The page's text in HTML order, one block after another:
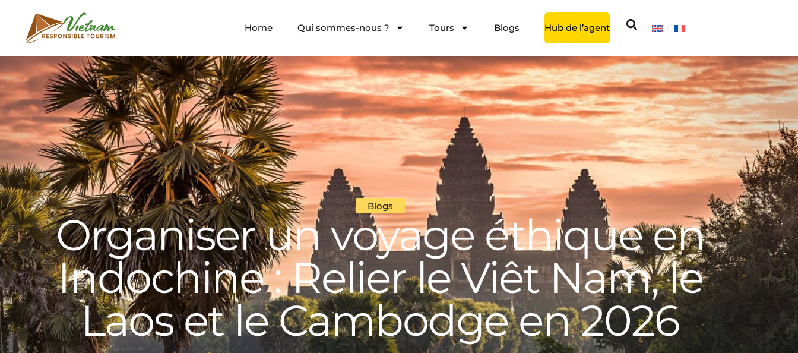
Home Qui sommes-nous ? Tours Blogs Hub de l’agent
Blogs
Organiser un voyage éthique en
Indochine : Relier le Viêt Nam, le
Laos et le Cambodge en 2026